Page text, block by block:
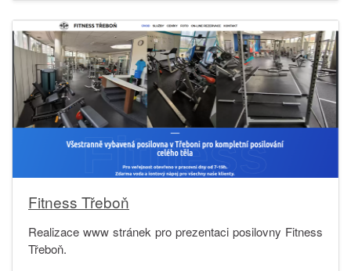
Fitness Třeboň
Realizace www stránek pro prezentaci posilovny Fitness
Třeboň.